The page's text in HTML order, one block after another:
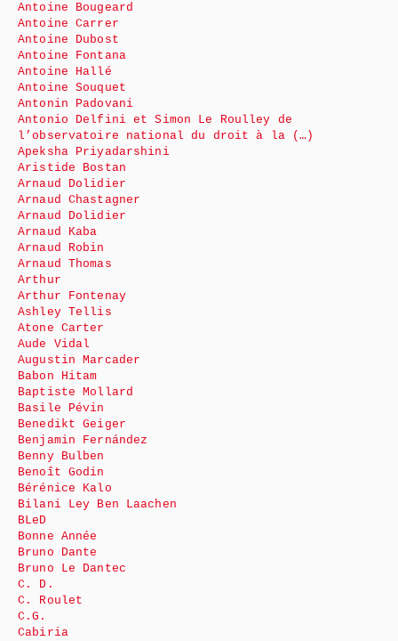
Antoine Bougeard
Antoine Carrer
Antoine Dubost
Antoine Fontana
Antoine Hallé
Antoine Souquet
Antonin Padovani
Antonio Delfini et Simon Le Roulley de
l’observatoire national du droit à la (…)
Apeksha Priyadarshini
Aristide Bostan
Arnaud Dolidier
Arnaud Chastagner
Arnaud Dolidier
Arnaud Kaba
Arnaud Robin
Arnaud Thomas
Arthur
Arthur Fontenay
Ashley Tellis
Atone Carter
Aude Vidal
Augustin Marcader
Babon Hitam
Baptiste Mollard
Basile Pévin
Benedikt Geiger
Benjamin Fernández
Benny Bulben
Benoît Godin
Bérénice Kalo
Bilani Ley Ben Laachen
BLeD
Bonne Année
Bruno Dante
Bruno Le Dantec
C. D.
C. Roulet
C.G.
Cabiria